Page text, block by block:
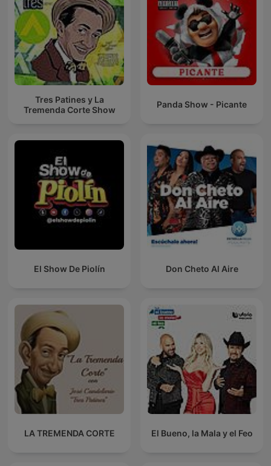
Tres Patines y La
Tremenda Corte Show
Panda Show - Picante
El Show De Piolín Don Cheto Al Aire
LA TREMENDA CORTE El Bueno, la Mala y el Feo